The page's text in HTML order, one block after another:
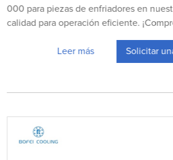
000 para piezas de enfriadores en
calidad para operación eficiente.
Leer más Solicitar